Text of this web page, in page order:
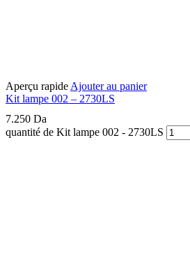
Aperçu rapide Ajouter au panier
Kit lampe 002 – 2730LS
7.250 Da
quantité de Kit lampe 002 - 2730LS